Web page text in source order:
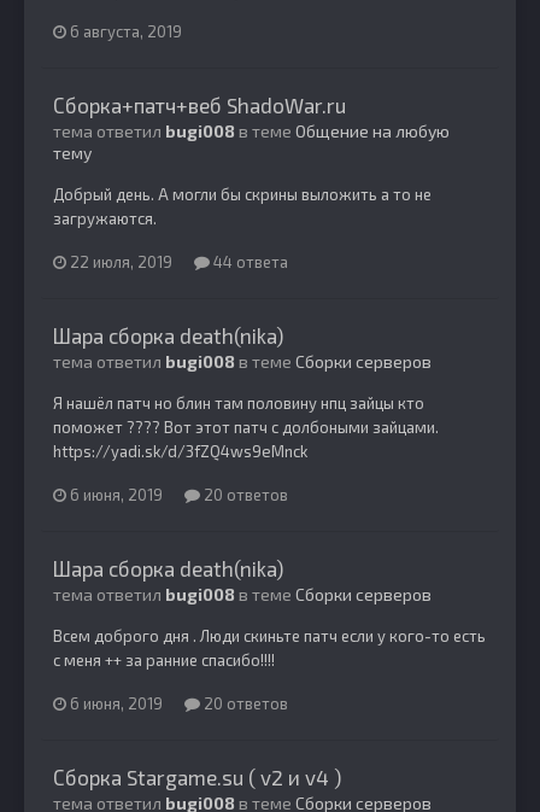
6 августа, 2019
Сборка+патч+веб ShadoWar.ru
тема ответил bugi008 в теме Общение на любую
тему
Добрый день. А могли бы скрины выложить а то не
загружаются.
22 июля, 2019 44 ответа
Шара сборка death(nika)
тема ответил bugi008 в теме Сборки серверов
Я нашёл патч но блин там половину нпц зайцы кто
поможет ???? Вот этот патч с долбоными зайцами.
https://yadi.sk/d/3fZQ4ws9eMnck
6 июня, 2019 20 ответов
Шара сборка death(nika)
тема ответил bugi008 в теме Сборки серверов
Всем доброго дня . Люди скиньте патч если у кого-то есть
с меня ++ за ранние спасибо!!!!
6 июня, 2019 20 ответов
Сборка Stargame.su ( v2 и v4 )
тема ответил bugi008 в теме Сборки серверов